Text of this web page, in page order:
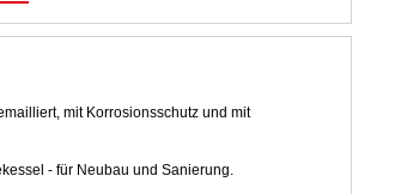
mit Korrosionsschutz und mit
- für Neubau und Sanierung.